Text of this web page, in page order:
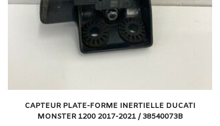
CAPTEUR PLATE-FORME INERTIELLE DUCATI
MONSTER 1200 2017-2021 / 38540073B